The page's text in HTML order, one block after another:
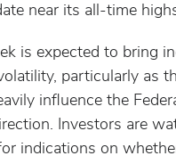
near its all-time
is expected to bring
particularly as
influence the
Investors are
indications on